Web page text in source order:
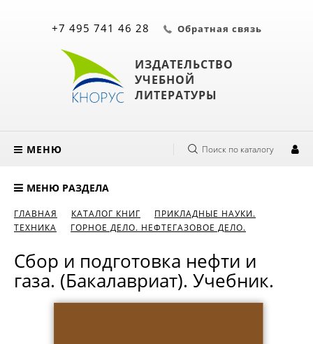
ИЗДАТЕЛЬСТВО
УЧЕБНОЙ
ЛИТЕРАТУРЫ
+7 495 741 46 28 Обратная связь
МЕНЮ Поиск по каталогу
МЕНЮ РАЗДЕЛА
ГЛАВНАЯ КАТАЛОГ КНИГ
ПРИКЛАДНЫЕ НАУКИ.
ТЕХНИКА
ГОРНОЕ ДЕЛО. НЕФТЕГАЗОВОЕ ДЕЛО.
Сбор и подготовка нефти и
газа. (Бакалавриат). Учебник.